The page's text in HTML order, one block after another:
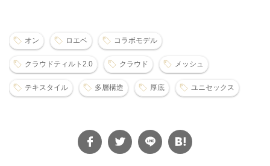
オン ロエベ コラボモデル
クラウドティルト2.0 クラウド メッシュ
テキスタイル 多層構造 厚底 ユニセックス